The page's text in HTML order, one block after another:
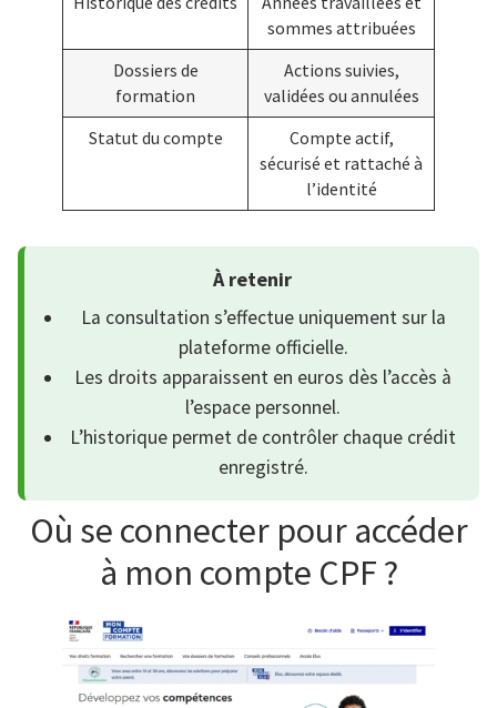
sommes attribuées
Dossiers de
formation
Actions suivies,
validées ou annulées
Statut du compte
Compte actif,
sécurisé et rattaché à
l’identité
À retenir
La consultation s’effectue uniquement sur la
plateforme officielle.
Les droits apparaissent en euros dès l’accès à
l’espace personnel.
L’historique permet de contrôler chaque crédit
enregistré.
Où se connecter pour accéder
à mon compte CPF ?